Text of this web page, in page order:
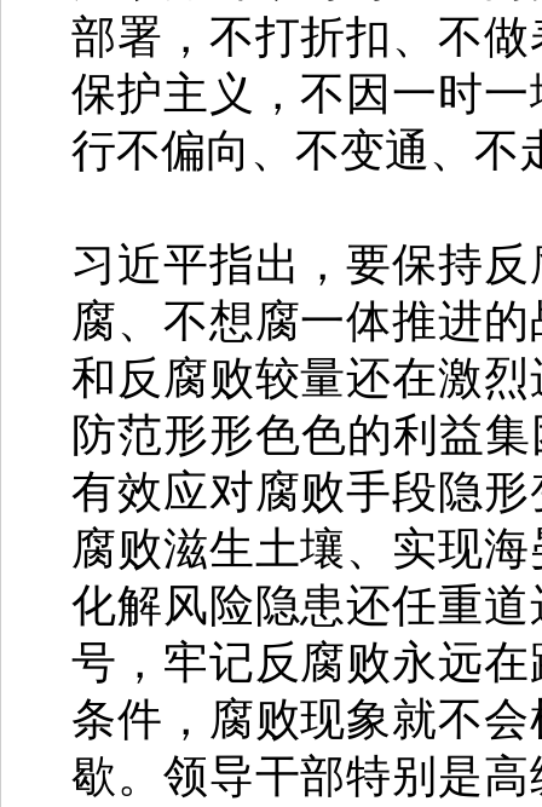
部署，不打折扣、不
保护主义，不因一时
行不偏向、不变通、不
习近平指出，要保持
腐、不想腐一体推进
和反腐败较量还在激
防范形形色色的利益
有效应对腐败手段隐
腐败滋生土壤、实现
化解风险隐患还任重
号，牢记反腐败永远
条件，腐败现象就不
歇。领导干部特别是